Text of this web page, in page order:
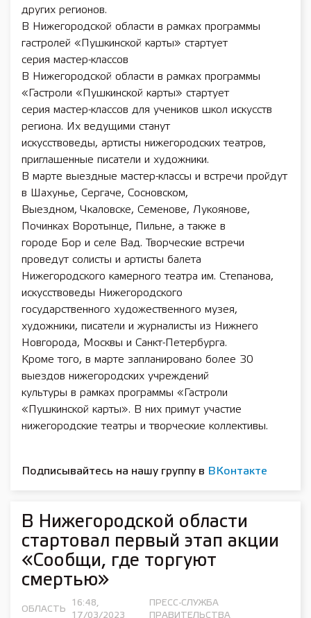
других регионов.
В Нижегородской области в рамках программы
гастролей «Пушкинской карты» стартует
серия мастер-классов
В Нижегородской области в рамках программы
«Гастроли «Пушкинской карты» стартует
серия мастер-классов для учеников школ искусств
региона. Их ведущими станут
искусствоведы, артисты нижегородских театров,
приглашенные писатели и художники.
В марте выездные мастер-классы и встречи пройдут
в Шахунье, Сергаче, Сосновском,
Выездном, Чкаловске, Семенове, Лукоянове,
Починках Воротынце, Пильне, а также в
городе Бор и селе Вад. Творческие встречи
проведут солисты и артисты балета
Нижегородского камерного театра им. Степанова,
искусствоведы Нижегородского
государственного художественного музея,
художники, писатели и журналисты из Нижнего
Новгорода, Москвы и Санкт-Петербурга.
Кроме того, в марте запланировано более 30
выездов нижегородских учреждений
культуры в рамках программы «Гастроли
«Пушкинской карты». В них примут участие
нижегородские театры и творческие коллективы.
Подписывайтесь на нашу группу в ВКонтакте
В Нижегородской области
стартовал первый этап акции
«Сообщи, где торгуют
смертью»
ОБЛАСТЬ
16:48,
17/03/2023
ПРЕСС-СЛУЖБА
ПРАВИТЕЛЬСТВА